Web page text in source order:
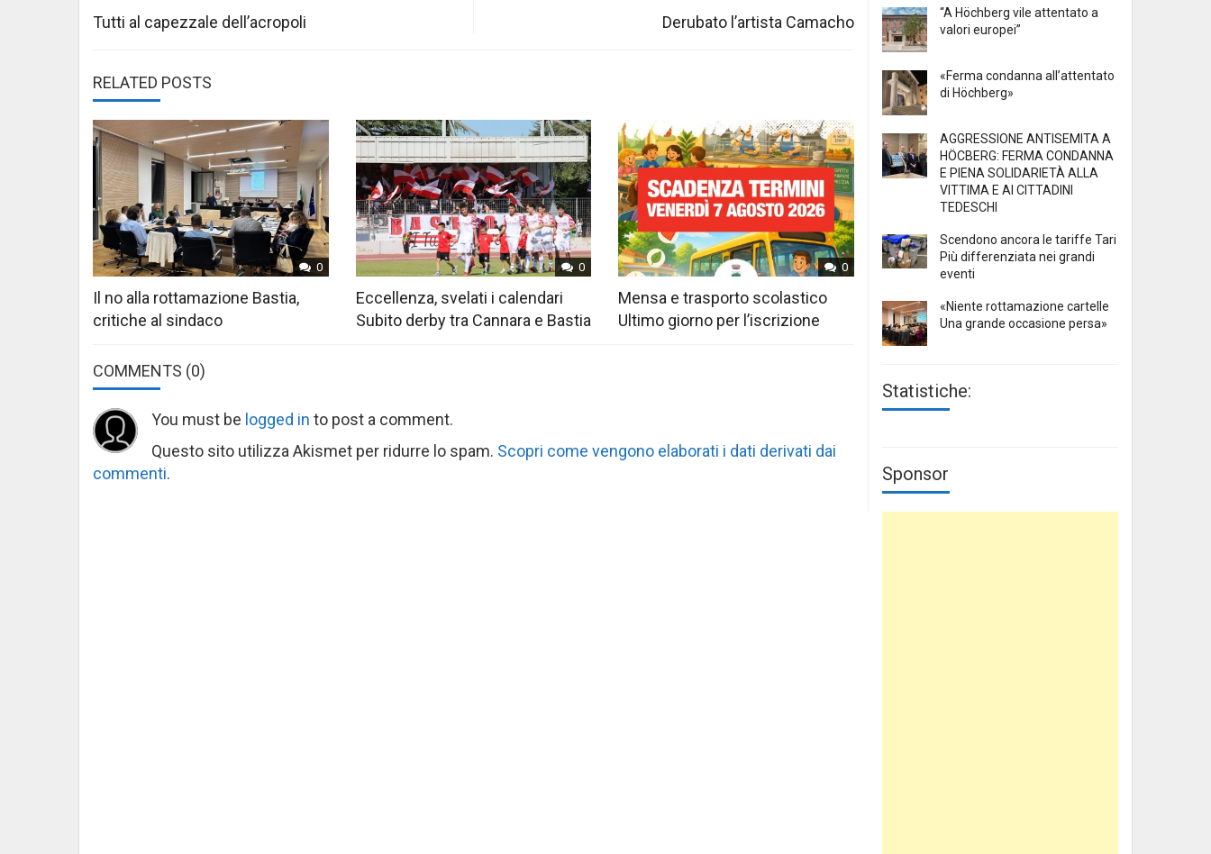
navigation
Tutti al capezzale dell’acropoli Derubato l’artista Camacho
RELATED POSTS
0
Il no alla rottamazione Bastia,
critiche al sindaco
0
Eccellenza, svelati i calendari
Subito derby tra Cannara e Bastia
0
Mensa e trasporto scolastico
Ultimo giorno per l’iscrizione
COMMENTS (0)
You must be logged in to post a comment.
Questo sito utilizza Akismet per ridurre lo spam. Scopri come vengono elaborati i dati derivati dai
commenti.
“A Höchberg vile attentato a
valori europei”
«Ferma condanna all’attentato
di Höchberg»
AGGRESSIONE ANTISEMITA A
HÖCBERG: FERMA CONDANNA
E PIENA SOLIDARIETÀ ALLA
VITTIMA E AI CITTADINI
TEDESCHI
Scendono ancora le tariffe Tari
Più differenziata nei grandi
eventi
«Niente rottamazione cartelle
Una grande occasione persa»
Statistiche:
Sponsor